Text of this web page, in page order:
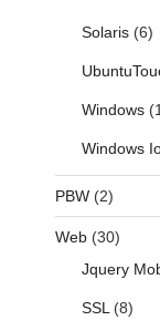
Solaris(6)
Windows
Windows
PBW(2)
Web(30)
Jquery
SSL(8)